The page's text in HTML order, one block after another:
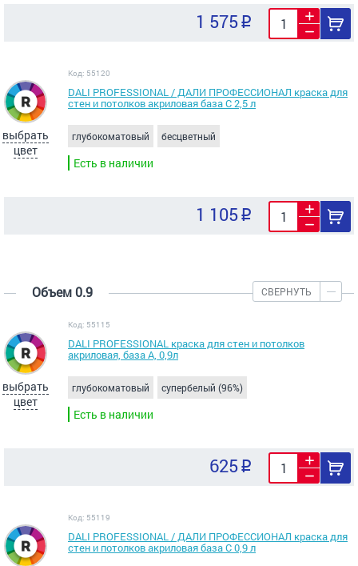
1 575
выбрать
цвет
Код: 55120
DALI PROFESSIONAL / ДАЛИ ПРОФЕССИОНАЛ краска для
стен и потолков акриловая база С 2,5 л
глубокоматовый бесцветный
Есть в наличии
1 105
Объем 0.9 СВЕРНУТЬ
выбрать
цвет
Код: 55115
DALI PROFESSIONAL краска для стен и потолков
акриловая, база А, 0,9л
глубокоматовый супербелый (96%)
Есть в наличии
625
Код: 55119
DALI PROFESSIONAL / ДАЛИ ПРОФЕССИОНАЛ краска для
стен и потолков акриловая база С 0,9 л